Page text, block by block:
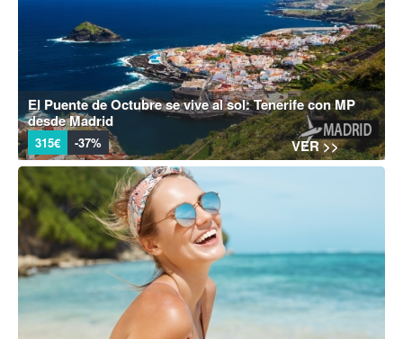
El Puente de Octubre se vive al sol: Tenerife con MP
desde Madrid
315€ -37% VER >>